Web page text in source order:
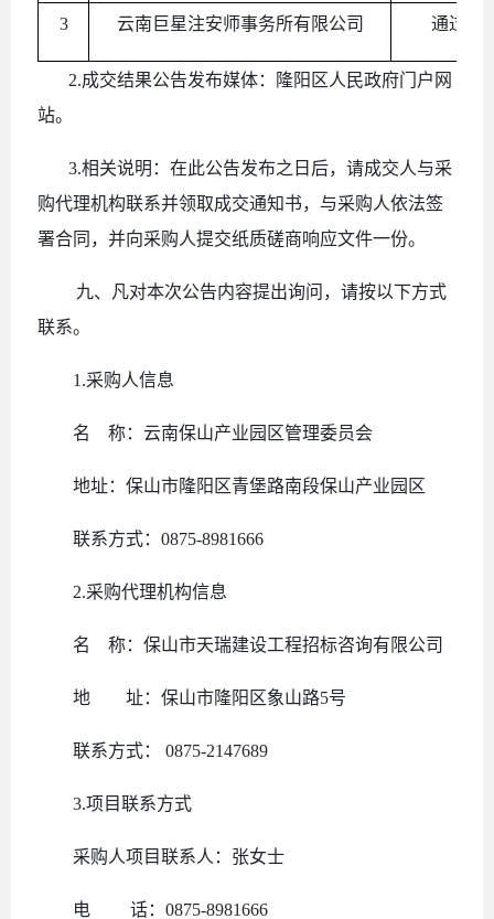
3 云南巨星注安师事务所有限公司 通过资
2.成交结果公告发布媒体：
隆阳区人民政府门户网
站。
3.相关说明：在此公告发布之日后，请成交人与采
购代理机构联系并领取成交通知书，与采购人依法签
署合同，并向采购人提交纸质磋商响应文件一份。
九、凡对本次公告内容提出询问，请按以下方式
联系。
1.采购人信息
名 称： 云南保山产业园区管理委员会
地址： 保山市隆阳区青堡路南段保山产业园区
联系方式： 0875-8981666
2.采购代理机构信息
名 称：保山市天瑞建设工程招标咨询有限公司
地 址：保山市隆阳区象山路5号
联系方式： 0875-2147689
3.项目联系方式
采购人项目联系人： 张女士
电 话： 0875-8981666